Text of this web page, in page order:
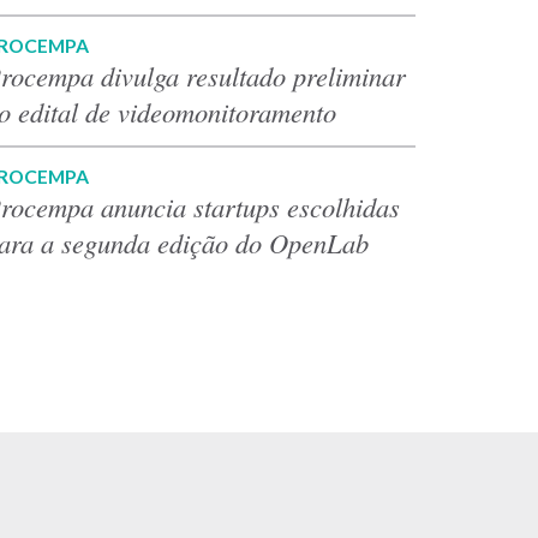
divulga resultado preliminar
edital de videomonitoramento
anuncia startups escolhidas
a segunda edição do OpenLab